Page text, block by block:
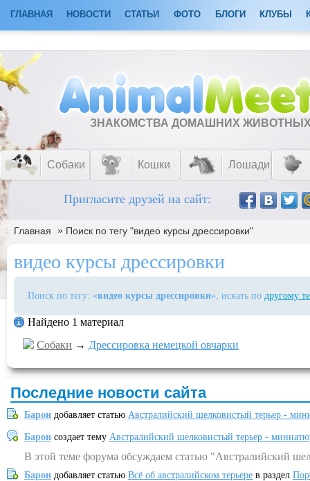
ГЛАВНАЯ НОВОСТИ СТАТЬИ ФОТО БЛОГИ КЛУБЫ
ЗНАКОМСТВА ДОМАШНИХ
Собаки Кошки Лошади
Пригласите друзей на сайт:
Главная » Поиск по тегу "видео курсы дрессировки"
видео курсы дрессировки
Поиск по тегу: «видео курсы дрессировки», искать по другому
Найдено 1 материал
Собаки → Дрессировка немецкой овчарки
Последние новости сайта
Барон добавляет статью Австралийский шелковистый терьер -
Барон создает тему Австралийский шелковистый терьер -
В этой теме форума обсуждаем статью "Австралийский
Барон добавляет статью Всё об австралийском терьере в раздел